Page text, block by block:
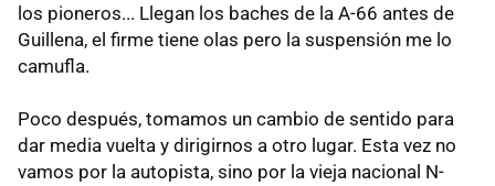
los pioneros... Llegan los baches de la A-66 antes de
Guillena, el firme tiene olas pero la suspensión me lo
camufla.
Poco después, tomamos un cambio de sentido para
dar media vuelta y dirigirnos a otro lugar. Esta vez no
vamos por la autopista, sino por la vieja nacional N-